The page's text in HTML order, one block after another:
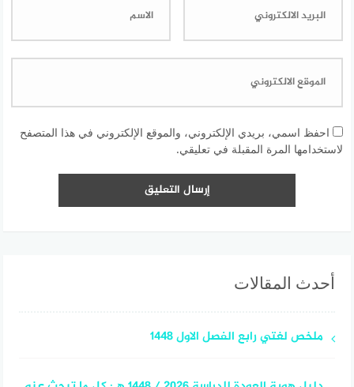
احفظ اسمي، بريدي الإلكتروني، والموقع الإلكتروني في هذا المتصفح
لاستخدامها المرة المقبلة في تعليقي.
أحدث المقالات
ملخص لغتي رابع الفصل الاول 1448